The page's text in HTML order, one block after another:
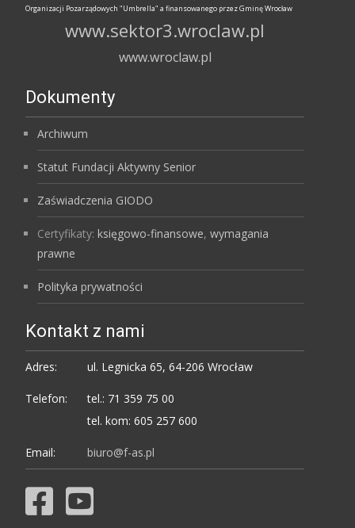
Organizacji Pozarządowych "Umbrella" a finansowanego przez Gminę Wrocław
www.sektor3.wroclaw.pl
www.wroclaw.pl
Dokumenty
Archiwum
Statut Fundacji Aktywny Senior
Zaświadczenia GIODO
Certyfikaty: księgowo-finansowe, wymagania
prawne
Polityka prywatności
Kontakt z nami
Adres: ul. Legnicka 65, 64-206 Wrocław
Telefon:
tel.: 71 359 75 00
tel. kom: 605 257 600
Email: biuro@f-as.pl